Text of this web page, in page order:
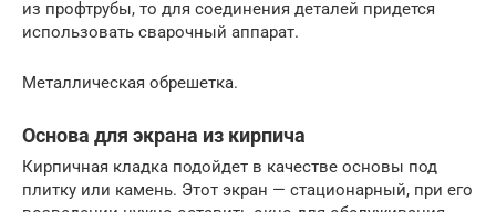
из профтрубы, то для соединения деталей придется
использовать сварочный аппарат.
Металлическая обрешетка.
Основа для экрана из кирпича
Кирпичная кладка подойдет в качестве основы под
плитку или камень. Этот экран — стационарный, при его